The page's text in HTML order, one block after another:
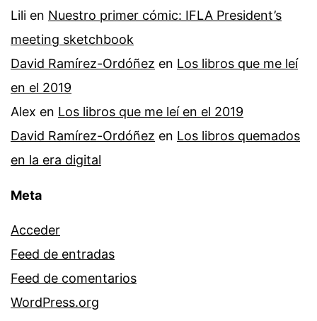
Lili en Nuestro primer cómic: IFLA President’s
meeting sketchbook
David Ramírez-Ordóñez en Los libros que me leí
en el 2019
Alex en Los libros que me leí en el 2019
David Ramírez-Ordóñez en Los libros quemados
en la era digital
Meta
Acceder
Feed de entradas
Feed de comentarios
WordPress.org